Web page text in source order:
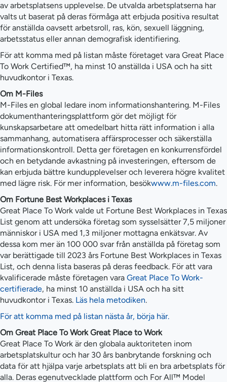
av arbetsplatsens upplevelse. De utvalda arbetsplatserna har
valts ut baserat på deras förmåga att erbjuda positiva resultat
för anställda oavsett arbetsroll, ras, kön, sexuell läggning,
arbetsstatus eller annan demografisk identifiering.
För att komma med på listan måste företaget vara Great Place
To Work Certified™, ha minst 10 anställda i USA och ha sitt
huvudkontor i Texas.
Om M-Files
M-Files en global ledare inom informationshantering. M-Files
dokumenthanteringsplattform gör det möjligt för
kunskapsarbetare att omedelbart hitta rätt information i alla
sammanhang, automatisera affärsprocesser och säkerställa
informationskontroll. Detta ger företagen en konkurrensfördel
och en betydande avkastning på investeringen, eftersom de
kan erbjuda bättre kundupplevelser och leverera högre kvalitet
med lägre risk. För mer information, besökwww.m-files.com.
Om Fortune Best Workplaces i Texas
Great Place To Work valde ut Fortune Best Workplaces in Texas
List genom att undersöka företag som sysselsätter 7,5 miljoner
människor i USA med 1,3 miljoner mottagna enkätsvar. Av
dessa kom mer än 100 000 svar från anställda på företag som
var berättigade till 2023 års Fortune Best Workplaces in Texas
List, och denna lista baseras på deras feedback. För att vara
kvalificerade måste företagen vara Great Place To Work-
certifierade, ha minst 10 anställda i USA och ha sitt
huvudkontor i Texas. Läs hela metodiken.
För att komma med på listan nästa år, börja här.
Om Great Place To Work Great Place to Work
Great Place To Work är den globala auktoriteten inom
arbetsplatskultur och har 30 års banbrytande forskning och
data för att hjälpa varje arbetsplats att bli en bra arbetsplats för
alla. Deras egenutvecklade plattform och For All™ Model